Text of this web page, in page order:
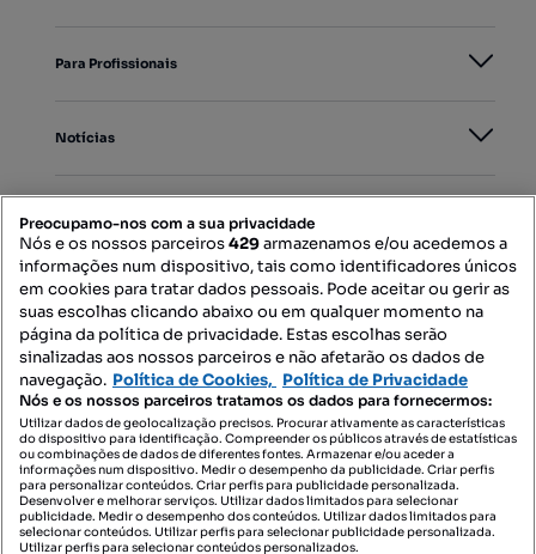
Para Profissionais
Notícias
Mapa do Site
Contacte-nos
SIGA-NOS:
DESCARREGAR NA:
Preocupamo-nos com a sua privacidade
Nós e os nossos parceiros429armazenamos e/ou acedemos a
informações num dispositivo, tais como identificadores únicos
em cookies para tratar dados pessoais. Pode aceitar ou gerir as
suas escolhas clicando abaixo ou em qualquer momento na
página da política de privacidade. Estas escolhas serão
sinalizadas aos nossos parceiros e não afetarão os dados de
navegação. Política de Cookies, Política de Privacidade
Nós e os nossos parceiros tratamos os dados para fornecermos:
Utilizar dados de geolocalização precisos. Procurar ativamente as características
do dispositivo para identificação. Compreender os públicos através de estatísticas
ou combinações de dados de diferentes fontes. Armazenar e/ou aceder a
informações num dispositivo. Medir o desempenho da publicidade. Criar perfis
para personalizar conteúdos. Criar perfis para publicidade personalizada.
Desenvolver e melhorar serviços. Utilizar dados limitados para selecionar
publicidade. Medir o desempenho dos conteúdos. Utilizar dados limitados para
selecionar conteúdos. Utilizar perfis para selecionar publicidade personalizada.
Utilizar perfis para selecionar conteúdos personalizados.